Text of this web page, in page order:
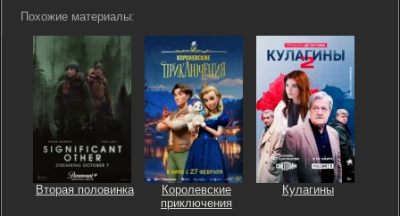
Похожие материалы:
Вторая половинка
Королевские
приключения
Кулагины